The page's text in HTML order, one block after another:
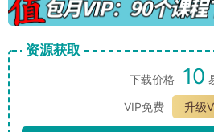
资源获取
下载价格 10
VIP免费
升级